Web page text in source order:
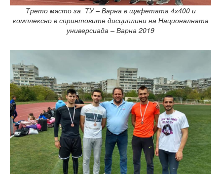
Национална програма "Млади учени и
Научна програма „Млади учени и постдокторанти“ 2020
Научна програма „Млади учени и постдокторанти“ 2019
Конференции организирани/подкрепени от ТУ-Варна -
Конференции
Периодични издания
Списание КНТ
Годишник на ТУ-Варна
Трето място за ТУ – Варна в щафетата 4х400 и
комплексно в спринтовите дисциплини на Националната
универсиада – Варна 2019